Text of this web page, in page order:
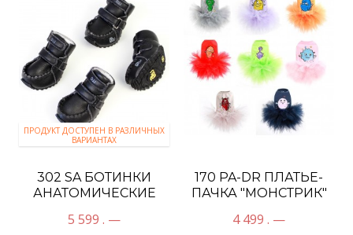
ПРОДУКТ ДОСТУПЕН В РАЗЛИЧНЫХ
ВАРИАНТАХ
302 SA БОТИНКИ
АНАТОМИЧЕСКИЕ
5 599 . —
170 PA-DR ПЛАТЬЕ-
ПАЧКА "МОНСТРИК"
4 499 . —